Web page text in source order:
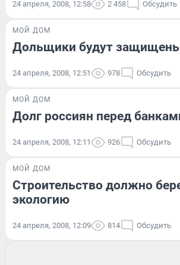
24 апреля, 2008, 12:58 2 458 Обсудить
МОЙ ДОМ
Дольщики будут
24 апреля, 2008, 12:51 978 Обсудить
МОЙ ДОМ
Долг россиян перед
24 апреля, 2008, 12:11 926 Обсудить
МОЙ ДОМ
Строительство должно
экологию
24 апреля, 2008, 12:09 814 Обсудить